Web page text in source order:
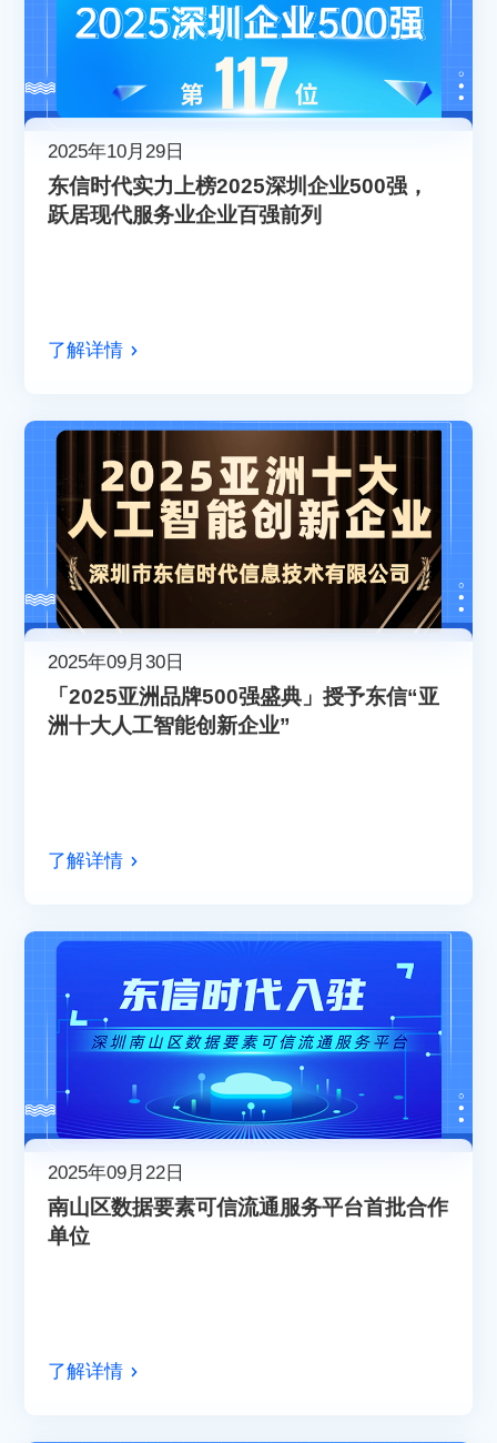
2025年10月29日
​东信时代实力上榜2025深圳企业500强，
跃居现代服务业企业百强前列​​
了解详情
2025年09月30日
「2025亚洲品牌500强盛典」授予东信“亚
洲十大人工智能创新企业”
了解详情
2025年09月22日
南山区数据要素可信流通服务平台首批合作
单位
了解详情